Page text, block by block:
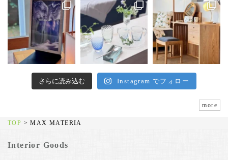
さらに読み込む Instagram でフォロー
more
TOP >MAX MATERIA
Interior Goods